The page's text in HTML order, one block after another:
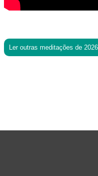
Ler outras meditações de 2026